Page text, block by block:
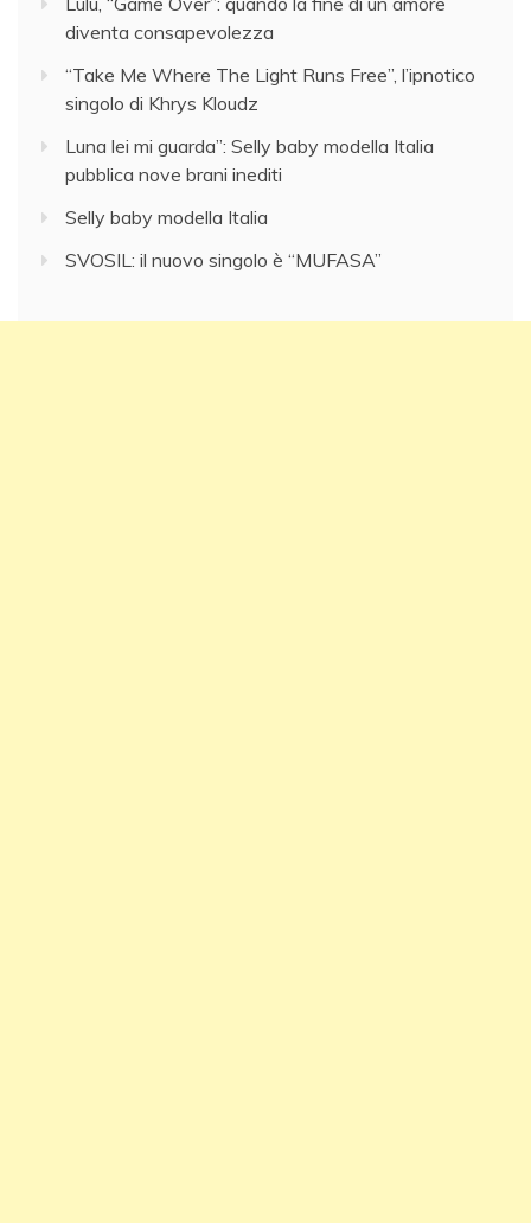
diventa consapevolezza
“Take Me Where The Light Runs Free”, l’ipnotico
singolo di Khrys Kloudz
Luna lei mi guarda”: Selly baby modella Italia
pubblica nove brani inediti
Selly baby modella Italia
SVOSIL: il nuovo singolo è “MUFASA”